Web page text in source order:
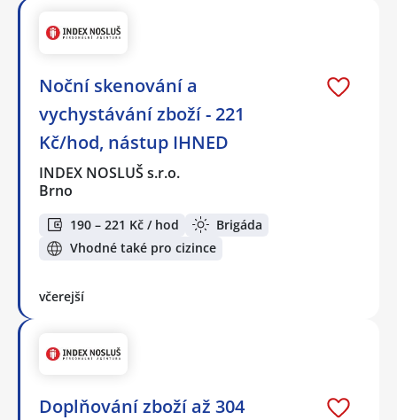
Noční skenování a
vychystávání zboží - 221
Kč/hod, nástup IHNED
INDEX NOSLUŠ s.r.o.
Brno
190 – 221 Kč / hod
Brigáda
Vhodné také pro cizince
včerejší
Doplňování zboží až 304